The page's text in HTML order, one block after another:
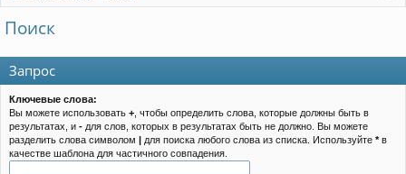
Поиск
Запрос
Ключевые слова:
Вы можете использовать + , чтобы определить слова, которые должны быть в
результатах, и - для слов, которых в результатах быть не должно. Вы можете
разделить слова символом | для поиска любого слова из списка. Используйте *в
качестве шаблона для частичного совпадения.